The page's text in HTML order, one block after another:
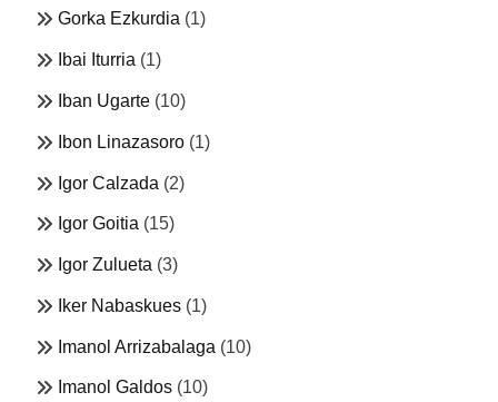
Gorka Ezkurdia (1)
Ibai Iturria (1)
Iban Ugarte (10)
Ibon Linazasoro (1)
Igor Calzada (2)
Igor Goitia (15)
Igor Zulueta (3)
Iker Nabaskues (1)
Imanol Arrizabalaga (10)
Imanol Galdos (10)